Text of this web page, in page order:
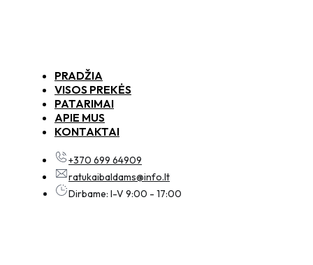
PRADŽIA
VISOS PREKĖS
PATARIMAI
APIE MUS
KONTAKTAI
+370 699 64909
ratukaibaldams@info.lt
Dirbame: I-V 9:00 - 17:00